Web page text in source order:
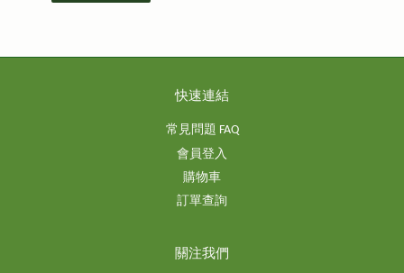
快速連結
常見問題 FAQ
會員登入
購物車
訂單查詢
關注我們